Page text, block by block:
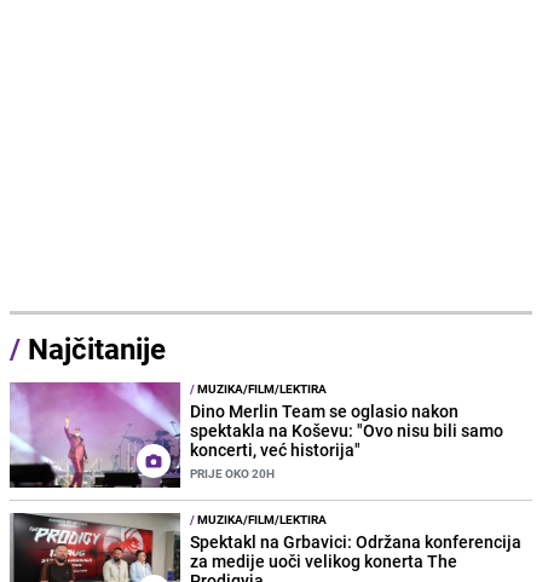
/ Najčitanije
/MUZIKA/FILM/LEKTIRA
Dino Merlin Team se oglasio nakon
spektakla na Koševu: "Ovo nisu bili samo
koncerti, već historija"
PRIJE OKO 20H
/MUZIKA/FILM/LEKTIRA
Spektakl na Grbavici: Održana konferencija
za medije uoči velikog konerta The